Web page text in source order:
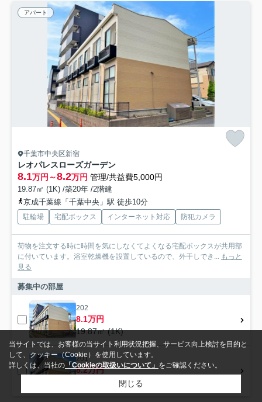
アパート
千葉市中央区新宿
レオパレスローズガーデン
8.1万円～8.2万円 管理/共益費5,000円
19.87㎡ (1K) /築20年 /2階建
京成千葉線「千葉中央」駅 徒歩10分
駐輪場 宅配ボックス インターネット対応 防犯カメラ
荷物を注文する時に時間を気にしなくてよくなる宅配ボックスが共用部
に付いています。浴室乾燥機を設置しているので、外干しでき...
もっと
見る
募集中の部屋
202
8.1万円
19.87㎡ (1K)
201
8.2万円
19.87㎡ (1K)
当サイトでは、お客様の当サイト利用状況把握、サービス向上検討を目的と
して、クッキー（Cookie）を使用しています。
詳しくは、当社の 「Cookieの取扱いについて」 をご確認ください。
閉じる